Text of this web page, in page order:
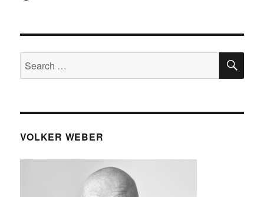
Search
for:
VOLKER WEBER